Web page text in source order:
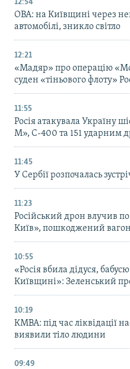
12:54
ОВА: на Київщині через
автомобілі, зникло світло
12:21
«Мадяр» про операцію
суден «тіньового флоту»
11:55
Росія атакувала Україну
М», С-400 та 151 ударним
11:45
У Сербії розпочалась
11:23
Російський дрон влучив
Київ», пошкоджений
10:55
«Росія вбила дідуся,
Київщині»: Зеленський
10:19
КМВА: під час ліквідації
виявили тіло людини
09:49